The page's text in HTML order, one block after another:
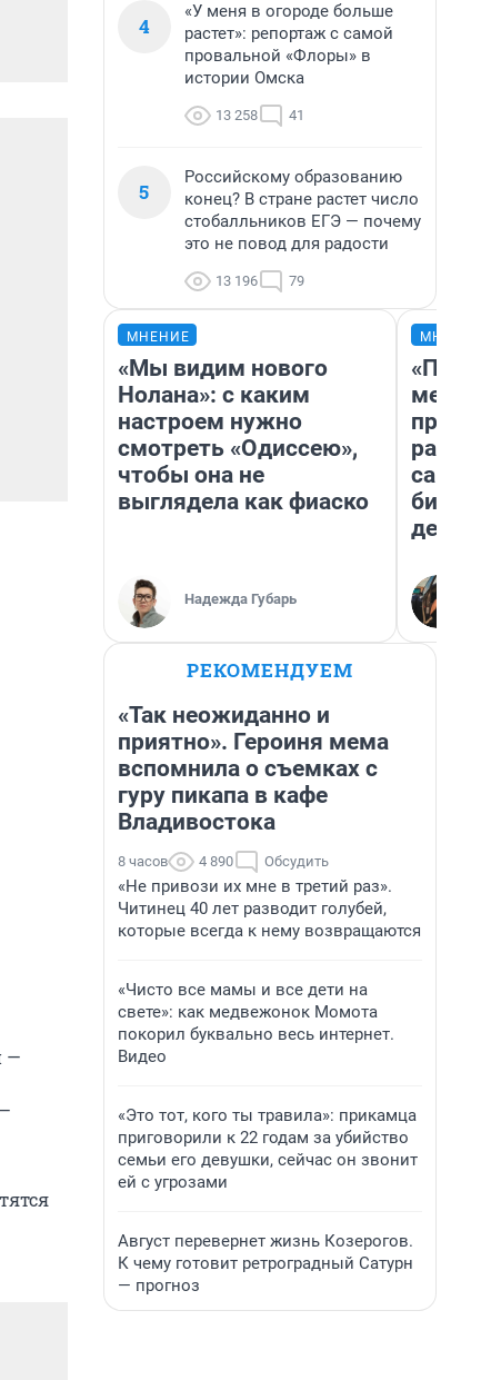
—
4
«У меня в огороде больше
растет»: репортаж с самой
провальной «Флоры» в
истории Омска
13 258 41
5
Российскому образованию
конец? В стране растет число
стобалльников ЕГЭ — почему
это не повод для радости
13 196 79
МНЕНИЕ
«Мы видим нового
Нолана»: с каким
настроем нужно
смотреть «Одиссею»,
чтобы она не
выглядела как фиаско
Надежда Губарь
РЕКОМЕНДУЕМ
«Так неожиданно и
приятно». Героиня мема
вспомнила о съемках с
гуру пикапа в кафе
Владивостока
8 часов 4 890 Обсудить
«Не привози их мне в третий раз».
Читинец 40 лет разводит голубей,
которые всегда к нему возвращаются
«Чисто все мамы и все дети на
свете»: как медвежонок Момота
покорил буквально весь интернет.
Видео
«Это тот, кого ты травила»: прикамца
приговорили к 22 годам за убийство
семьи его девушки, сейчас он звонит
ей с угрозами
Август перевернет жизнь Козерогов.
К чему готовит ретроградный Сатурн
— прогноз